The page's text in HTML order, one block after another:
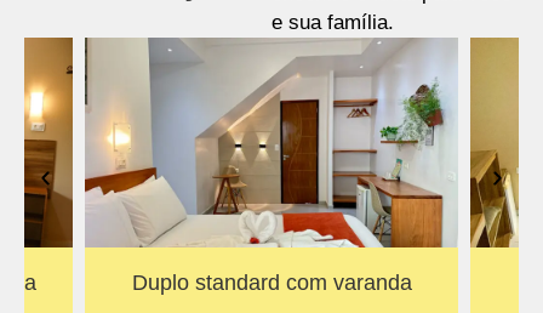
e sua família.
Duplo standard com varanda